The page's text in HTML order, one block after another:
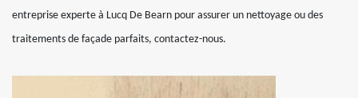
entreprise experte à Lucq De Bearn pour assurer un nettoyage ou des
traitements de façade parfaits, contactez-nous.